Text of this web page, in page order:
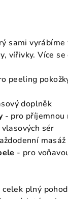
sami vyrábíme
vířivky. Více se
peeling
doplněk
- pro příjemnou
sér
- pro
plný